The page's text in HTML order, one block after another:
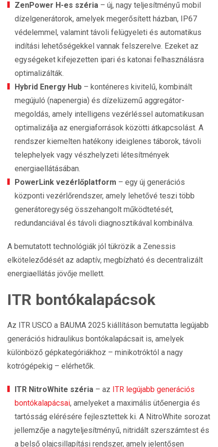
ZenPower H-es széria – új, nagy teljesítményű mobil
dízelgenerátorok, amelyek megerősített házban, IP67
védelemmel, valamint távoli felügyeleti és automatikus
indítási lehetőségekkel vannak felszerelve. Ezeket az
egységeket kifejezetten ipari és katonai felhasználásra
optimalizálták.
Hybrid Energy Hub – konténeres kivitelű, kombinált
megújuló (napenergia) és dízelüzemű aggregátor-
megoldás, amely intelligens vezérléssel automatikusan
optimalizálja az energiaforrások közötti átkapcsolást. A
rendszer kiemelten hatékony ideiglenes táborok, távoli
telephelyek vagy vészhelyzeti létesítmények
energiaellátásában.
PowerLink vezérlőplatform – egy új generációs
központi vezérlőrendszer, amely lehetővé teszi több
generátoregység összehangolt működtetését,
redundanciával és távoli diagnosztikával kombinálva.
A bemutatott technológiák jól tükrözik a Zenessis
elköteleződését az adaptív, megbízható és decentralizált
energiaellátás jövője mellett.
ITR bontókalapácsok
Az ITR USCO a BAUMA 2025 kiállításon bemutatta legújabb
generációs hidraulikus bontókalapácsait is, amelyek
különböző gépkategóriákhoz – minikotróktól a nagy
kotrógépekig – elérhetők.
ITR NitroWhite széria – az ITR legújabb generációs
bontókalapácsai, amelyeket a maximális ütőenergia és
tartósság elérésére fejlesztettek ki. A NitroWhite sorozat
jellemzője a nagyteljesítményű, nitridált szerszámtest és
a belső olajcsillapítási rendszer, amely jelentősen